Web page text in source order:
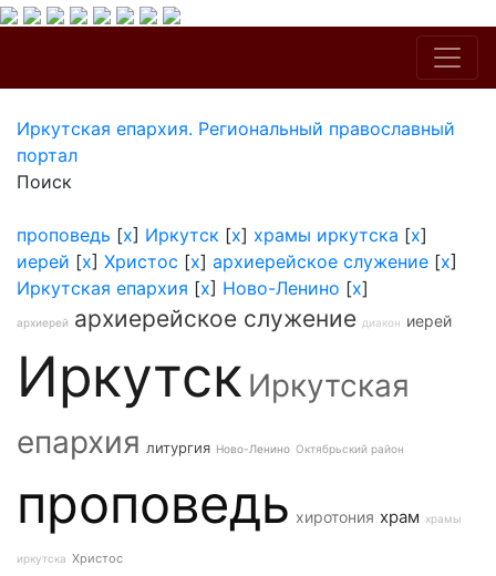
Иркутская епархия. Региональный православный
портал
Поиск
проповедь [x] Иркутск [x] храмы иркутска [x]
иерей [x] Христос [x] архиерейское служение [x]
Иркутская епархия [x] Ново-Ленино [x]
архиерей архиерейское служение диакон иерей
Иркутск Иркутская
епархия литургия Ново-Ленино Октябрьский район
проповедь хиротония храм храмы
иркутска Христос